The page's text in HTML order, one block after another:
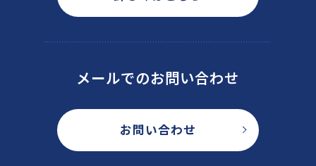
メールでのお問い合わせ
お問い合わせ